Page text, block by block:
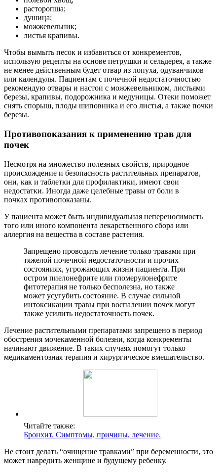
расторопша;
душица;
можжевельник;
листья крапивы.
Чтобы вымыть песок и избавиться от конкрементов,
использую рецепты на основе петрушки и сельдерея, а также
не менее действенным будет отвар из лопуха, одуванчиков
или календулы. Пациентам с почечной недостаточностью
рекомендую отвары и настои с можжевельником, листьями
березы, крапивы, подорожника и медуницы. Отеки поможет
снять спорыш, плоды шиповника и его листья, а также почки
березы.
Противопоказания к применению трав для
почек
Несмотря на множество полезных свойств, природное
происхождение и безопасность растительных препаратов,
они, как и таблетки для профилактики, имеют свои
недостатки. Иногда даже целебные травы от боли в
почках противопоказаны.
У пациента может быть индивидуальная непереносимость
того или иного компонента лекарственного сбора или
аллергия на вещества в составе растения.
Запрещено проводить лечение только травами при
тяжелой почечной недостаточности и прочих
состояниях, угрожающих жизни пациента. При
остром пиелонефрите или гломерулонефрите
фитотерапия не только бесполезна, но также
может усугубить состояние. В случае сильной
интоксикации травы при воспалении почек могут
также усилить недостаточность почек.
Лечение растительными препаратами запрещено в период
обострения мочекаменной болезни, когда конкременты
начинают движение. В таких случаях помогут только
медикаментозная терапия и хирургическое вмешательство.
Читайте также:
Бронхит. Симптомы, причины, лечение.
Не стоит делать “очищение травками” при беременности, это
может навредить женщине и будущему ребенку.